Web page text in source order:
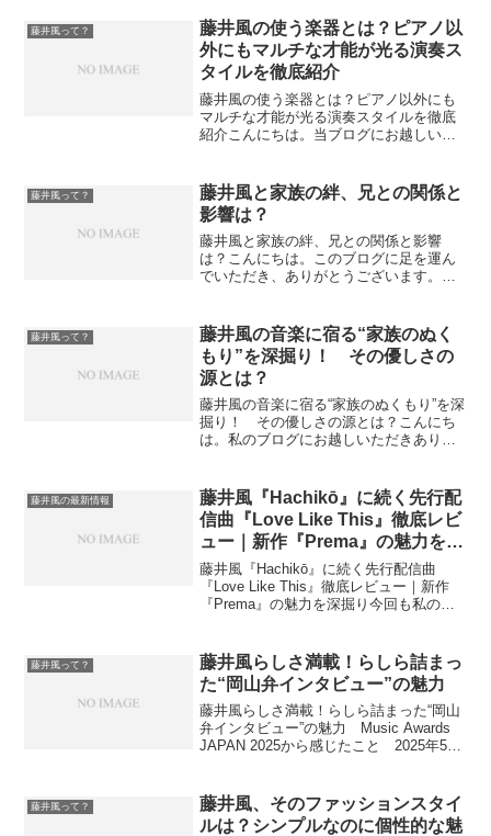
藤井風って？
藤井風の使う楽器とは？ピアノ以
外にもマルチな才能が光る演奏ス
タイルを徹底紹介
藤井風の使う楽器とは？ピアノ以外にも
マルチな才能が光る演奏スタイルを徹底
紹介こんにちは。当ブログにお越しいた
じい かぜ）**が愛用する「楽器」に注目
してみたいと思いま...
藤井風って？
藤井風と家族の絆、兄との関係と
影響は？
藤井風と家族の絆、兄との関係と影響
は？こんにちは。このブログに足を運ん
でいただき、ありがとうございます。今
します。藤井風の音楽には、優しさと芯
の強さ、そしてどこか哲学的...
藤井風って？
藤井風の音楽に宿る“家族のぬく
もり”を深掘り！ その優しさの
源とは？
藤井風の音楽に宿る“家族のぬくもり”を深
掘り！ その優しさの源とは？こんにち
は。私のブログにお越しいただきありが
の「家族」との絆、そしてそれが音楽に
どう息づいているのか...
藤井風の最新情報
藤井風『Hachikō』に続く先行配
信曲『Love Like This』徹底レビ
ュー｜新作『Prema』の魅力を深
掘り
藤井風『Hachikō』に続く先行配信曲
『Love Like This』徹底レビュー｜新作
『Prema』の魅力を深掘り今回も私のブ
ム『Prema』（プレーマ）から、先...
藤井風って？
藤井風らしさ満載！らしら詰まっ
た“岡山弁インタビュー”の魅力
藤井風らしさ満載！らしら詰まった“岡山
弁インタビュー”の魅力 Music Awards
JAPAN 2025から感じたこと 2025年5月
な注目...
藤井風って？
藤井風、そのファッションスタイ
ルは？シンプルなのに個性的な魅